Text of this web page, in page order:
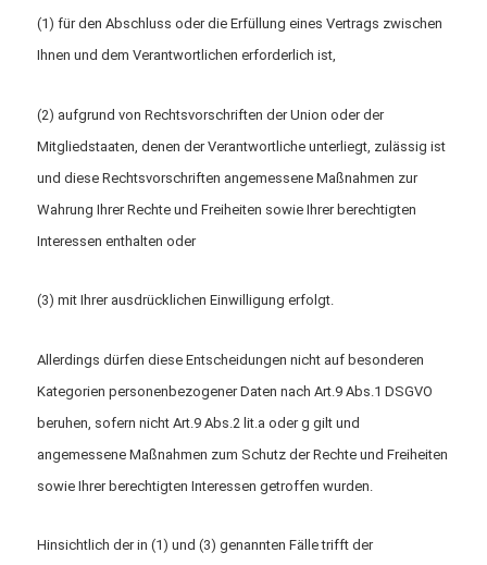
(1) für den Abschluss oder die Erfüllung eines Vertrags zwischen
Ihnen und dem Verantwortlichen erforderlich ist,
(2) aufgrund von Rechtsvorschriften der Union oder der
Mitgliedstaaten, denen der Verantwortliche unterliegt, zulässig ist
und diese Rechtsvorschriften angemessene Maßnahmen zur
Wahrung Ihrer Rechte und Freiheiten sowie Ihrer berechtigten
Interessen enthalten oder
(3) mit Ihrer ausdrücklichen Einwilligung erfolgt.
Allerdings dürfen diese Entscheidungen nicht auf besonderen
Kategorien personenbezogener Daten nach Art.9 Abs.1 DSGVO
beruhen, sofern nicht Art.9 Abs.2 lit.a oder g gilt und
angemessene Maßnahmen zum Schutz der Rechte und Freiheiten
sowie Ihrer berechtigten Interessen getroffen wurden.
Hinsichtlich der in (1) und (3) genannten Fälle trifft der